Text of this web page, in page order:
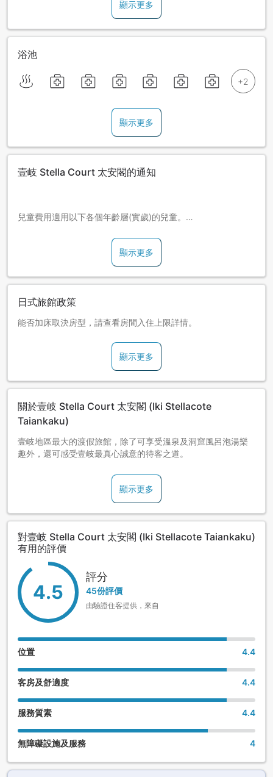
顯示更多
浴池
顯示更多
壹岐 Stella Court 太安閣的通知
兒童費用適用以下各個年齡層(實歲)的兒童。
顯示更多
日式旅館政策
能否加床取決房型，請查看房間入住上限詳情。
顯示更多
關於壹岐 Stella Court 太安閣 (Iki Stellacote
Taiankaku)
壹岐地區最大的渡假旅館，除了可享受溫泉及洞窟風呂泡湯樂
趣外，還可感受壹岐最真心誠意的待客之道。
顯示更多
對壹岐 Stella Court 太安閣 (Iki Stellacote Taiankaku)
有用的評價
4.5
評分
45份評價
由驗證住客提供，來自
位置 4.4
客房及舒適度 4.4
服務質素 4.4
無障礙設施及服務 4